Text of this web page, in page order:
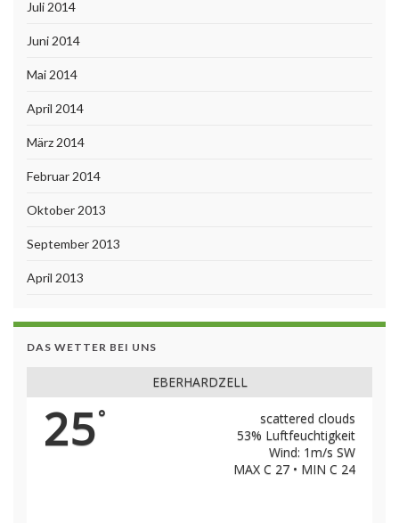
Juli 2014
Juni 2014
Mai 2014
April 2014
März 2014
Februar 2014
Oktober 2013
September 2013
April 2013
DAS WETTER BEI UNS
EBERHARDZELL
25°
scattered clouds
53% Luftfeuchtigkeit
Wind: 1m/s SW
MAX C 27 • MIN C 24